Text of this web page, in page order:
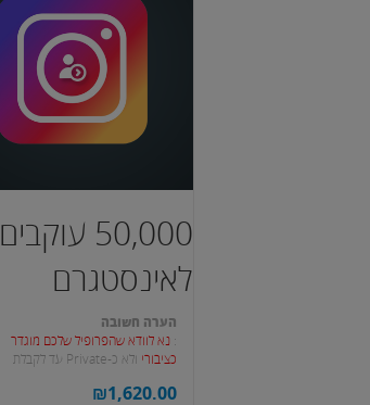
50,000 עוקבים
לאינסטגרם
הערה חשובה
: נא לוודא שהפרופיל שלכם מוגדר
כציבורי
ולא כ-Private עד לקבלת
₪1,620.00